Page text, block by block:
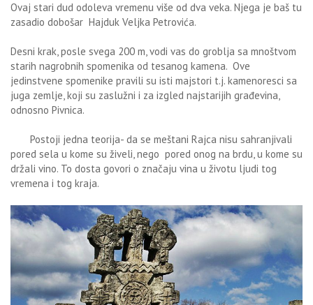
Ovaj stari dud odoleva vremenu više od dva veka. Njega je baš tu
zasadio dobošar Hajduk Veljka Petrovića.
Desni krak, posle svega 200 m, vodi vas do groblja sa mnoštvom
starih nagrobnih spomenika od tesanog kamena. Ove
jedinstvene spomenike pravili su isti majstori t.j. kamenoresci sa
juga zemlje, koji su zaslužni i za izgled najstarijih građevina,
odnosno Pivnica.
Postoji jedna teorija- da se meštani Rajca nisu sahranjivali
pored sela u kome su živeli, nego pored onog na brdu, u kome su
držali vino. To dosta govori o značaju vina u životu ljudi tog
vremena i tog kraja.